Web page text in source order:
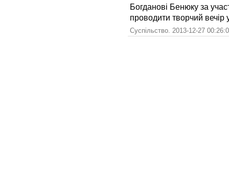
Богданові Бенюку за
проводити творчий вечір
Суспільство. 2013-12-27